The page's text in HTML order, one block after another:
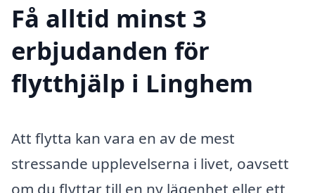
Få alltid minst 3
erbjudanden för
flytthjälp i Linghem
Att flytta kan vara en av de mest
stressande upplevelserna i livet, oavsett
om du flyttar till en ny lägenhet eller ett